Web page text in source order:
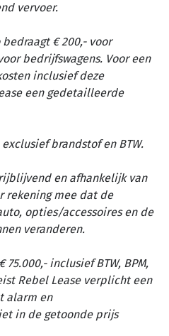
vervoer.
€ 200,- voor
bedrijfswagens. Voor een
inclusief deze
een gedetailleerde
brandstof en BTW.
en afhankelijk van
rekening mee dat de
opties/accessoires en de
veranderen.
inclusief BTW, BPM,
Rebel Lease verplicht een
alarm en
in de getoonde prijs